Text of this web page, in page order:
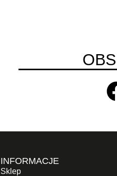
INFORMACJE
Sklep